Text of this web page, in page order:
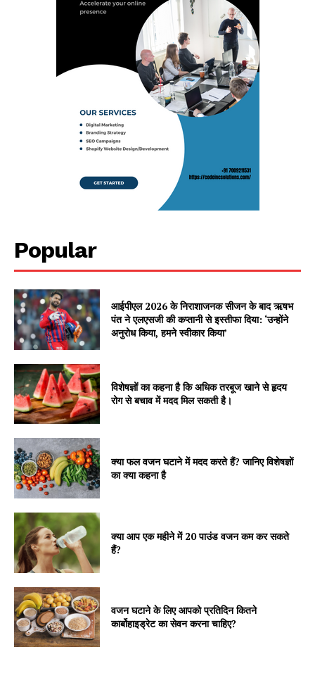
Popular
आईपीएल 2026 के निराशाजनक सीजन के बाद ऋषभ
पंत ने एलएसजी की कप्तानी से इस्तीफा दिया: ‘उन्होंने
अनुरोध किया, हमने स्वीकार किया’
विशेषज्ञों का कहना है कि अधिक तरबूज खाने से हृदय
रोग से बचाव में मदद मिल सकती है।
क्या फल वजन घटाने में मदद करते हैं? जानिए विशेषज्ञों
का क्या कहना है
क्या आप एक महीने में 20 पाउंड वजन कम कर सकते
हैं?
वजन घटाने के लिए आपको प्रतिदिन कितने
कार्बोहाइड्रेट का सेवन करना चाहिए?